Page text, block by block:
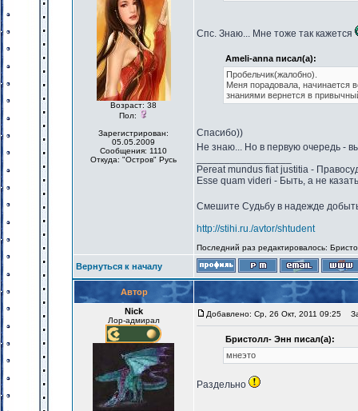
Возраст: 38
Пол:
Зарегистрирован:
05.05.2009
Сообщения: 1110
Откуда: "Остров" Русь
Спс. Знаю... Мне тоже так кажется
Ameli-anna писал(а):
Пробельчик(жалобно).
Меня порадовала, начинается
знаниями вернется в
Спасибо))
Не знаю... Но в первую очередь -
Pereat mundus fiat justitia -
Esse quam videri - Быть, а не
Смешите Судьбу в надежде
http://stihi.ru./avtor/shtudent
Последний раз редактировалось:
Вернуться к началу
Автор
Nick
Лор-адмирал
Добавлено: Ср, 26 Окт, 2011 09:25
Бристолл- Энн писал(а):
мнеэто
Раздельно